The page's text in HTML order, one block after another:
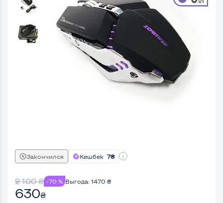
Закончился Кешбек 7₴
2 100₴ -70 % Выгода: 1470 ₴
630₴